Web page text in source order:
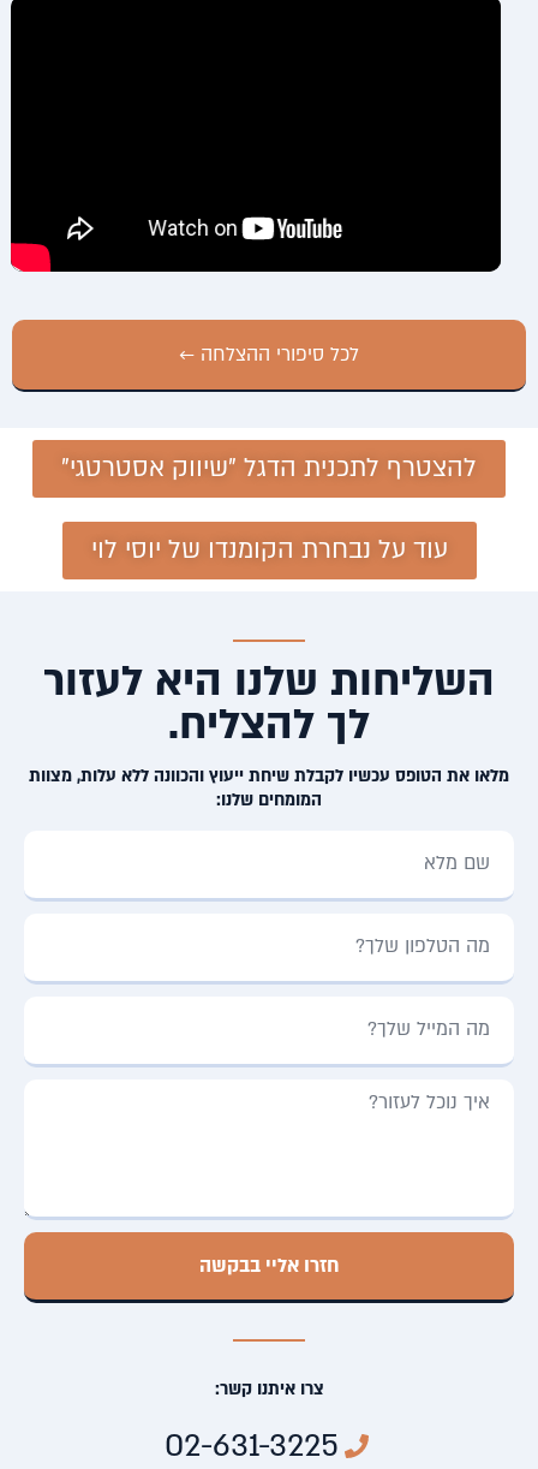
לכל סיפורי ההצלחה ←
להצטרף לתכנית הדגל "שיווק אסטרטגי"
עוד על נבחרת הקומנדו של יוסי לוי
השליחות שלנו היא לעזור
לך להצליח.
מלאו את הטופס עכשיו לקבלת שיחת ייעוץ והכוונה ללא עלות, מצוות
המומחים שלנו:
חזרו אליי בבקשה
צרו איתנו קשר:
02-631-3225